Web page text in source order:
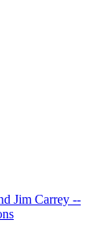
Jim Carrey --